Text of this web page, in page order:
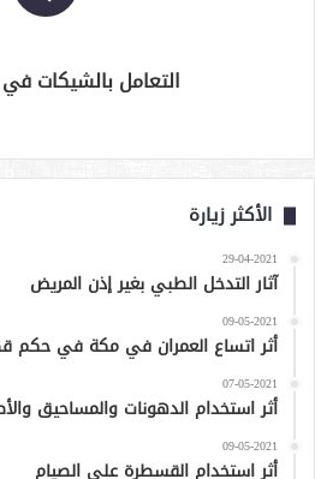
التعامل بالشيكات
الأكثر زيارة
29-04-2021
آثار التدخل الطبي بغير إذن المريض
09-05-2021
أثر اتساع العمران في مكة في حكم
07-05-2021
أثر استخدام الدهونات والمساحيق
09-05-2021
أثر استخدام القسطرة على الصيام